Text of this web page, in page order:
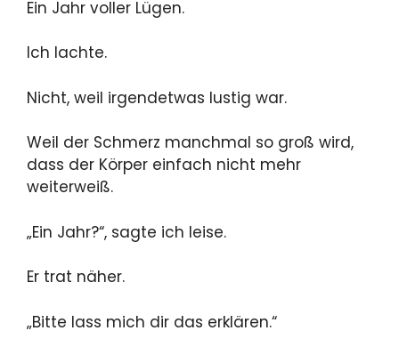
Ein Jahr voller Lügen.
Ich lachte.
Nicht, weil irgendetwas lustig war.
Weil der Schmerz manchmal so groß wird,
dass der Körper einfach nicht mehr
weiterweiß.
„Ein Jahr?“, sagte ich leise.
Er trat näher.
„Bitte lass mich dir das erklären.“